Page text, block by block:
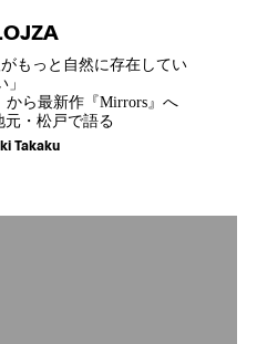
もっと自然に存在してい
」
から最新作『Mirrors』へ
元・松戸で語る
Takaku